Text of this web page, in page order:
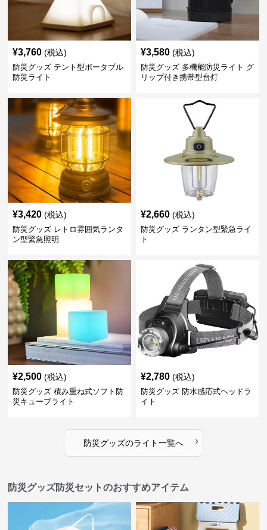
¥3,760 (税込)
防災グッズ テント型ポータブル
防災ライト
¥3,580 (税込)
防災グッズ 多機能防災ライト グ
リップ付き携帯型台灯
¥3,420 (税込)
防災グッズ レトロ雰囲気ランタ
ン型緊急照明
¥2,660 (税込)
防災グッズ ランタン型緊急ライ
ト
¥2,500 (税込)
防災グッズ 積み重ね式ソフト防
災キューブライト
¥2,780 (税込)
防災グッズ 防水感応式ヘッドラ
イト
防災グッズのライト一覧へ ›
防災グッズ防災セットのおすすめアイテム